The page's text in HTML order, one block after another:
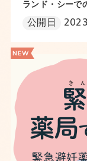
ランド・シーで
公開日